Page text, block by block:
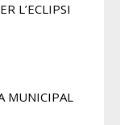
L’ECLIPSI
MUNICIPAL